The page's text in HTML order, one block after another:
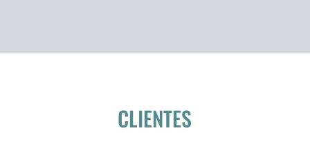
CLIENTES